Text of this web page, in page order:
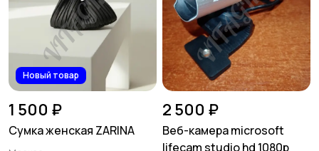
Новый товар
1 500 ₽
Сумка женская ZARINA
2 500 ₽
Веб-камера microsoft
lifecam studio hd 1080p